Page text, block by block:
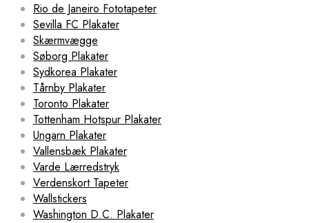
Rio de Janeiro Fototapeter
Sevilla FC Plakater
Skærmvægge
Søborg Plakater
Sydkorea Plakater
Tårnby Plakater
Toronto Plakater
Tottenham Hotspur Plakater
Ungarn Plakater
Vallensbæk Plakater
Varde Lærredstryk
Verdenskort Tapeter
Wallstickers
Washington D.C. Plakater